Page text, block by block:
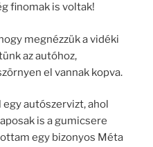
finomak is voltak!
megnézzük a vidéki
az autóhoz,
el vannak kopva.
autószervizt, ahol
is a gumicsere
egy bizonyos Méta